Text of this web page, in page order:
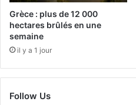
Grèce : plus de 12 000
hectares brûlés en une
semaine
il y a 1 jour
Follow Us